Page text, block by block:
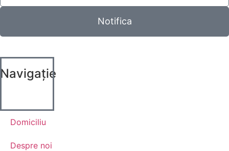
Notifica
Navigație
Domiciliu
Despre noi